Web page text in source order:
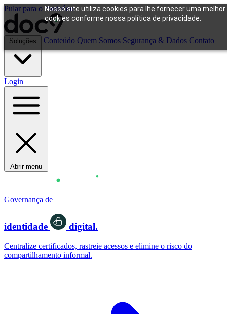
Nosso site utiliza cookies para lhe fornecer uma
cookies conforme nossa política de privacidade.
Pular para o conteúdo
Soluções Conteúdo Quem Somos Segurança & Dados Contato
Login
Abrir menu
Governança de
identidade digital.
Centralize certificados, rastreie acessos e elimine o risco do
compartilhamento informal.